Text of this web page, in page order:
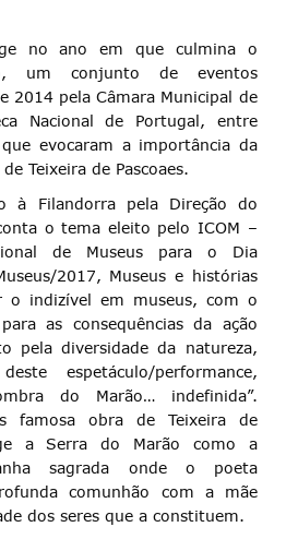
no ano em que culmina o
um conjunto de eventos
2014 pela Câmara Municipal de
Nacional de Portugal, entre
evocaram a importância da
Teixeira de Pascoaes.
à Filandorra pela Direção do
o tema eleito pelo ICOM –
de Museus para o Dia
2017, Museus e histórias
o indizível em museus, com o
as consequências da ação
pela diversidade da natureza,
espetáculo/performance,
do Marão… indefinida”.
famosa obra de Teixeira de
a Serra do Marão como a
sagrada onde o poeta
comunhão com a mãe
dos seres que a constituem.